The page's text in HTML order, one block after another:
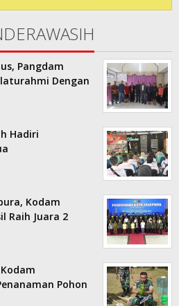
Pangdam
Dengan
Hadiri
Kodam
Raih Juara 2
Pohon